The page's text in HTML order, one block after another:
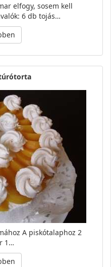
elfogy, sosem kell
6 db tojás…
A piskótalaphoz 2
1…